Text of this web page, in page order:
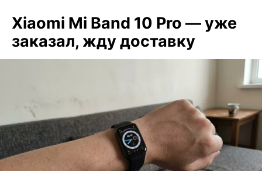
Xiaomi Mi Band 10 Pro — уже
заказал, жду доставку